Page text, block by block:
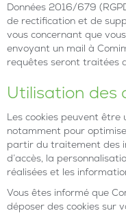
Données 2016/679
de rectification et de
vous concernant que
envoyant un mail à
requêtes seront traitées
Utilisation des
Les cookies peuvent
notamment pour
partir du traitement des
d’accès, la
réalisées et les
Vous êtes informé que
déposer des cookies sur